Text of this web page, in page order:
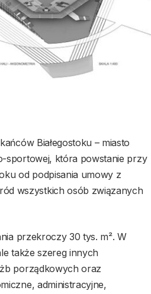
Białegostoku – miasto
sportowej, która powstanie przy
od podpisania umowy z
wszystkich osób związanych
przekroczy 30 tys. m². W
także szereg innych
porządkowych oraz
administracyjne,